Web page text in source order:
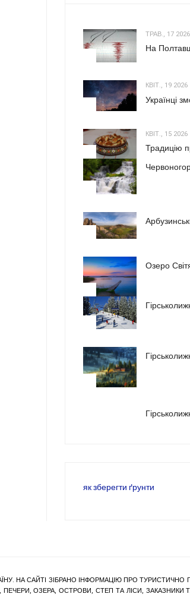
ТРАВ., 17 2026
На
КВІТ., 19 2026
Українці
КВІТ., 15 2026
Традицію
Озеро
як зберегти ґрунти
НА САЙТІ ЗІБРАНО ІНФОРМАЦІЮ ПРО ТУРИСТИЧНО
ОЗЕРА, ОСТРОВИ, СТЕП ТА ЛІСИ, ЗАКАЗНИКИ